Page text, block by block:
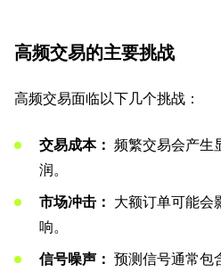
高频交易的主要挑战
高频交易面临以下几个挑战：
交易成本： 频繁交易会产生
润。
市场冲击： 大额订单可能会
响。
信号噪声： 预测信号通常包